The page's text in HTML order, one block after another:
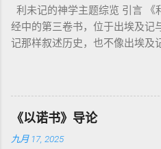
利未记的神学主题综览 引言 《
经中的第三卷书，位于出埃及记
记那样叙述历史，也不像出埃及
内容看似仪式化，《利未记》
为我耶和华你们的神是圣洁的。
整卷书的中心神学。希伯来文“קָדוֹשׁ”（kadosh）不仅意味着道
德上的圣洁，更意味着“分别出来
《以诺书》导论
九月 17, 2025